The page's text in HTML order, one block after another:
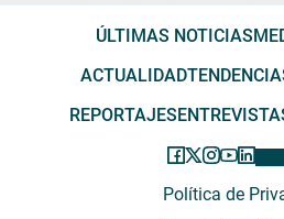
ÚLTIMAS NOTICIAS
ACTUALIDAD
REPORTAJES
Política de